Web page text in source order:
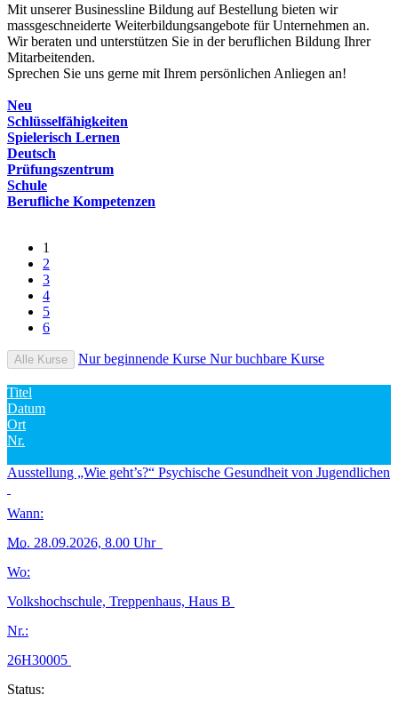
Mit unserer Businessline Bildung auf Bestellung bieten wir
massgeschneiderte Weiterbildungsangebote für Unternehmen an.
Wir beraten und unterstützen Sie in der beruflichen Bildung Ihrer
Mitarbeitenden.
Sprechen Sie uns gerne mit Ihrem persönlichen Anliegen an!
Neu
Schlüsselfähigkeiten
Spielerisch Lernen
Deutsch
Prüfungszentrum
Schule
Berufliche Kompetenzen
1
2
3
4
5
6
Alle Kurse Nur beginnende Kurse Nur buchbare Kurse
Titel
Datum
Ort
Nr.
Ausstellung „Wie geht’s?“ Psychische Gesundheit von Jugendlichen
Wann:
Mo. 28.09.2026, 8.00 Uhr
Wo:
Volkshochschule, Treppenhaus, Haus B
Nr.:
26H30005
Status: